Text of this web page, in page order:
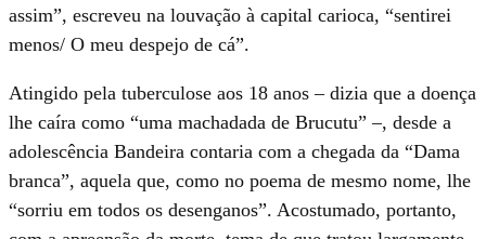
assim”, escreveu na louvação à capital carioca, “sentirei
menos/ O meu despejo de cá”.
Atingido pela tuberculose aos 18 anos – dizia que a doença
lhe caíra como “uma machadada de Brucutu” –, desde a
adolescência Bandeira contaria com a chegada da “Dama
branca”, aquela que, como no poema de mesmo nome, lhe
“sorriu em todos os desenganos”. Acostumado, portanto,